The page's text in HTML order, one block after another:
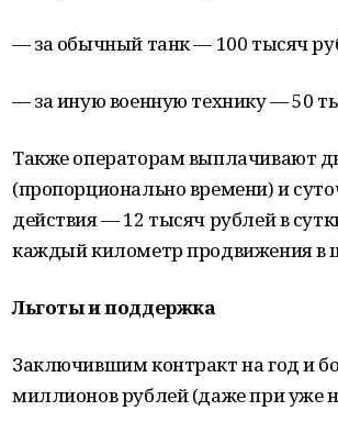
— за обычный танк — 100 тысяч
— за иную военную технику — 50
Также операторам выплачивают
(пропорционально времени) и
действия — 12 тысяч рублей в
каждый километр продвижения в
Льготы и поддержка
Заключившим контракт на год и
миллионов рублей (даже при уже